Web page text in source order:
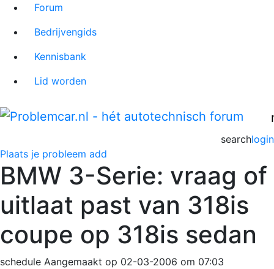
Forum
Bedrijvengids
Kennisbank
Lid worden
login
search
Plaats je probleem add
BMW 3-Serie: vraag of
uitlaat past van 318is
coupe op 318is sedan
schedule Aangemaakt op 02-03-2006 om 07:03